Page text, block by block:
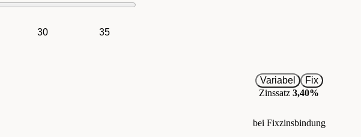
30 35
Variabel
Fix
Zinssatz 3,40%
bei Fixzinsbindung